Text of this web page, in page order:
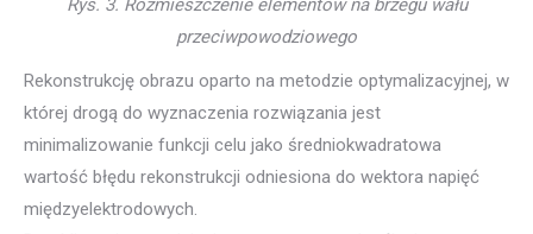
Rys. 3. Rozmieszczenie elementów na brzegu wału
przeciwpowodziowego
Rekonstrukcję obrazu oparto na metodzie optymalizacyjnej, w
której drogą do wyznaczenia rozwiązania jest
minimalizowanie funkcji celu jako średniokwadratowa
wartość błędu rekonstrukcji odniesiona do wektora napięć
międzyelektrodowych.